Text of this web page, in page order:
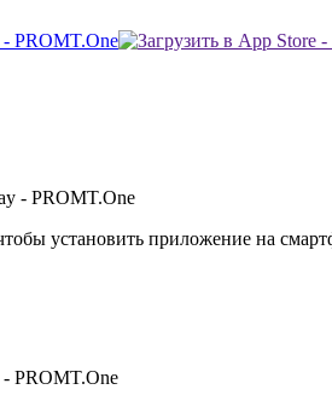
установить приложение на